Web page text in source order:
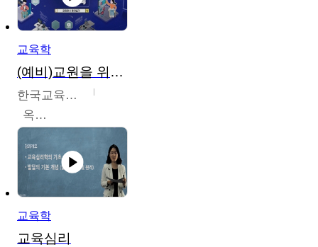
교육학
(예비)교원을 위한 디지털 리터러시 교육
한국교육학술정보원
옥현진
교육학
교육심리